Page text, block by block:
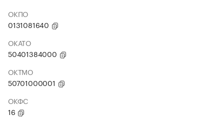
ОКПО
0131081640
ОКАТО
50401384000
ОКТМО
50701000001
ОКФС
16